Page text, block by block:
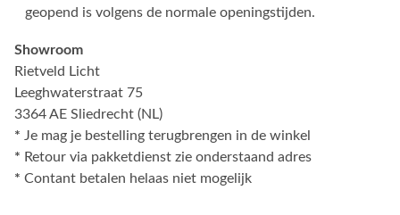
geopend is volgens de normale openingstijden.
Showroom
Rietveld Licht
Leeghwaterstraat 75
3364 AE Sliedrecht (NL)
* Je mag je bestelling terugbrengen in de winkel
* Retour via pakketdienst zie onderstaand adres
* Contant betalen helaas niet mogelijk